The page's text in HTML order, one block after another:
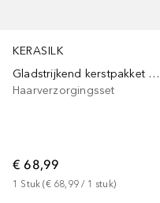
KERASILK
Gladstrijkend kerstpakket 2025
Haarverzorgingsset
€ 68,99
1 Stuk (€ 68,99 / 1 stuk)